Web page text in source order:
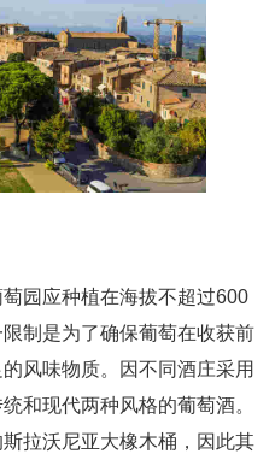
园应种植在海拔不超过600
制是为了确保葡萄在收获前
风味物质。因不同酒庄采用
和现代两种风格的葡萄酒。
拉沃尼亚大橡木桶，因此其